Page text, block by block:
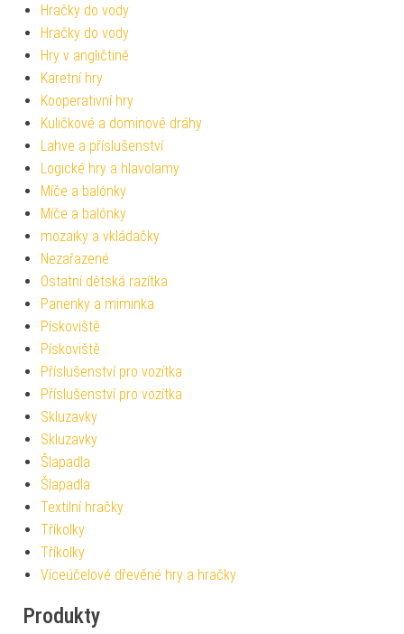
Hračky do vody
Hračky do vody
Hry v angličtině
Karetní hry
Kooperativní hry
Kuličkové a dominové dráhy
Lahve a příslušenství
Logické hry a hlavolamy
Míče a balónky
Míče a balónky
mozaiky a vkládačky
Nezařazené
Ostatní dětská razítka
Panenky a miminka
Pískoviště
Pískoviště
Příslušenství pro vozítka
Příslušenství pro vozítka
Skluzavky
Skluzavky
Šlapadla
Šlapadla
Textilní hračky
Tříkolky
Tříkolky
Víceúčelové dřevěné hry a hračky
Produkty